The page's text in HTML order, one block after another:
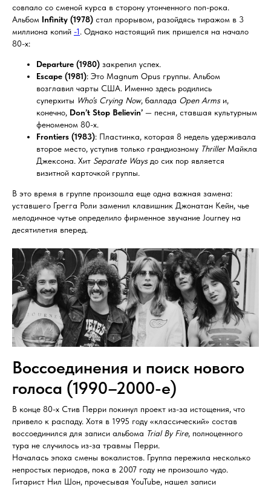
совпало со сменой курса в сторону утонченного поп-рока.
Альбом Infinity (1978) стал прорывом, разойдясь тиражом в 3
миллиона копий -1. Однако настоящий пик пришелся на начало
80-х:
Departure (1980) закрепил успех.
Escape (1981): Это Magnum Opus группы. Альбом
возглавил чарты США. Именно здесь родились
суперхиты Who’s Crying Now, баллада Open Armsи,
конечно, Don’t Stop Believin’ — песня, ставшая культурным
феноменом 80-х.
Frontiers (1983): Пластинка, которая 8 недель удерживала
второе место, уступив только грандиозному ThrillerМайкла
Джексона. Хит Separate Waysдо сих пор является
визитной карточкой группы.
В это время в группе произошла еще одна важная замена:
уставшего Грегга Роли заменил клавишник Джонатан Кейн, чье
мелодичное чутье определило фирменное звучание Journey на
десятилетия вперед.
Воссоединения и поиск нового
голоса (1990–2000-е)
В конце 80-х Стив Перри покинул проект из-за истощения, что
привело к распаду. Хотя в 1995 году «классический» состав
воссоединился для записи альбома Trial By Fire, полноценного
тура не случилось из-за травмы Перри.
Началась эпоха смены вокалистов. Группа пережила несколько
непростых периодов, пока в 2007 году не произошло чудо.
Гитарист Нил Шон, прочесывая YouTube, нашел записи